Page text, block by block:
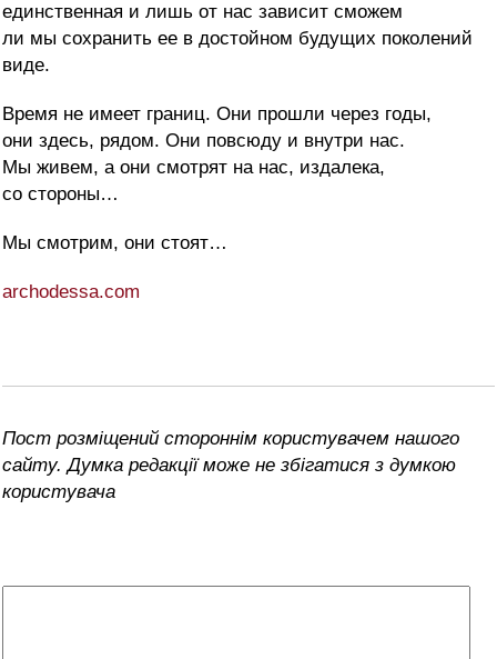
единственная и лишь от нас зависит сможем
ли мы сохранить ее в достойном будущих поколений
виде.
Время не имеет границ. Они прошли через годы,
они здесь, рядом. Они повсюду и внутри нас.
Мы живем, а они смотрят на нас, издалека,
со стороны…
Мы смотрим, они стоят…
archodessa.com
Пост розміщений стороннім користувачем нашого
сайту. Думка редакції може не збігатися з думкою
користувача